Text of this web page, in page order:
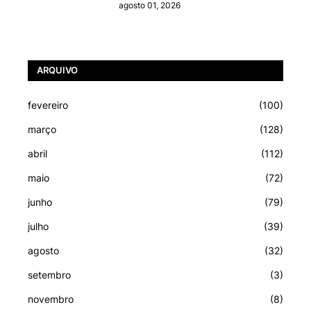
agosto 01, 2026
ARQUIVO
fevereiro (100)
março (128)
abril (112)
maio (72)
junho (79)
julho (39)
agosto (32)
setembro (3)
novembro (8)